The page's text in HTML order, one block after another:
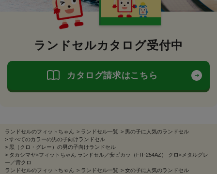
ランドセルカタログ受付中
カタログ請求はこちら
ランドセルのフィットちゃん > ランドセル一覧 > 男の子に人気のランドセル
> すべてのカラーの男の子向けランドセル
> 黒（クロ・グレー）の男の子向けランドセル
> タカシマヤ×フィットちゃん ランドセル／安ピカッ（FIT-254AZ） クロ×メタルグレ
ー／背クロ
ランドセルのフィットちゃん > ランドセル一覧 > 女の子に人気のランドセル